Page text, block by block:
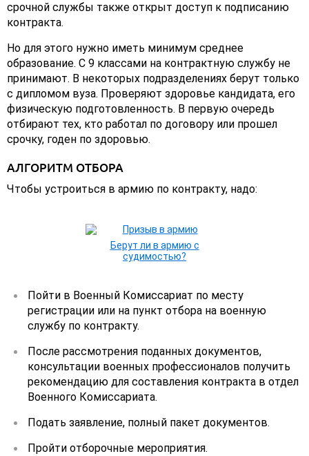
срочной службы также открыт доступ к подписанию
контракта.
Но для этого нужно иметь минимум среднее
образование. С 9 классами на контрактную службу не
принимают. В некоторых подразделениях берут только
с дипломом вуза. Проверяют здоровье кандидата, его
физическую подготовленность. В первую очередь
отбирают тех, кто работал по договору или прошел
срочку, годен по здоровью.
АЛГОРИТМ ОТБОРА
Чтобы устроиться в армию по контракту, надо:
Берут ли в армию с
судимостью?
Пойти в Военный Комиссариат по месту
регистрации или на пункт отбора на военную
службу по контракту.
После рассмотрения поданных документов,
консультации военных профессионалов получить
рекомендацию для составления контракта в отдел
Военного Комиссариата.
Подать заявление, полный пакет документов.
Пройти отборочные мероприятия.